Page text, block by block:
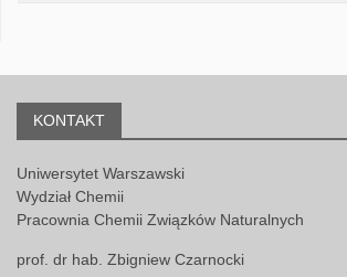
KONTAKT
Uniwersytet Warszawski
Wydział Chemii
Pracownia Chemii Związków Naturalnych
prof. dr hab. Zbigniew Czarnocki